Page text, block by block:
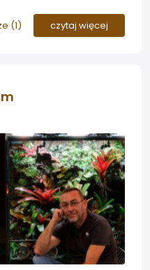
akwariowych w
(1) czytaj więcej